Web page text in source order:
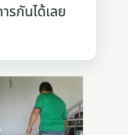
รกันได้เลย